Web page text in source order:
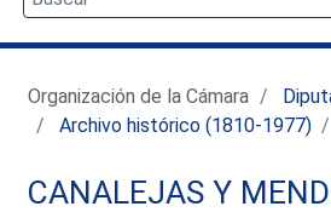
Organización de la Cámara
Archivo histórico (1810-1977)
CANALEJAS Y